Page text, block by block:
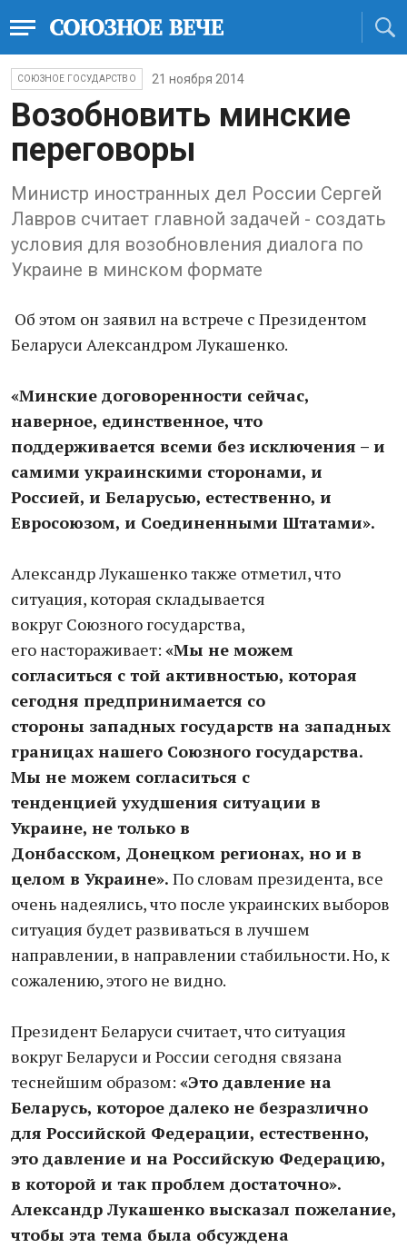
СОЮЗНОЕ ГОСУДАРСТВО 21 ноября 2014
Возобновить минские
переговоры
Министр иностранных дел России Сергей
Лавров считает главной задачей - создать
условия для возобновления диалога по
Украине в минском формате
Об этом он заявил на встрече с Президентом
Беларуси Александром Лукашенко.
«Минские договоренности сейчас,
наверное, единственное, что
поддерживается всеми без исключения – и
самими украинскими сторонами, и
Россией, и Беларусью, естественно, и
Евросоюзом, и Соединенными Штатами».
Александр Лукашенкотакже отметил, что
ситуация, которая складывается
вокруг Союзного государства,
его настораживает: «Мы не можем
согласиться с той активностью, которая
сегодня предпринимается со
стороны западных государств на западных
границах нашего Союзного государства.
Мы не можем согласиться с
тенденциейухудшения ситуации в
Украине, не только в
Донбасском, Донецком регионах, но и в
целом в Украине». По словам президента, все
очень надеялись, что после украинских выборов
ситуация будет развиваться в лучшем
направлении, в направлении стабильности. Но, к
сожалению, этого не видно.
Президент Беларуси считает, что ситуация
вокруг Беларуси и России сегодня связана
теснейшим образом: «Это давление на
Беларусь, которое далеко не безразлично
для Российской Федерации, естественно,
это давление и на Российскую Федерацию,
в которой и так проблем достаточно».
Александр Лукашенко высказал пожелание,
чтобы эта тема была обсуждена